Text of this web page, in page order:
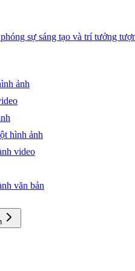
sự sáng tạo và trí tưởng
ảnh
hình ảnh
video
văn bản